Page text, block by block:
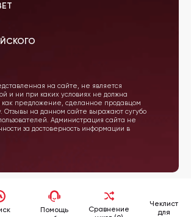
на сайте, не является
и ни при каких условиях не должна
как предложение, сделанное продавцом
Отзывы на данном сайте выражают сугубо
Администрация сайта не
за достоверность информации в
Помощь
Сравнение
Чеклист
для